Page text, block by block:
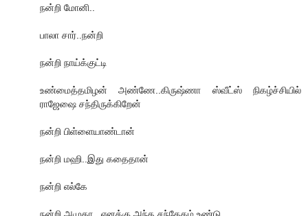
நன்றி மோனி..
பாலா சார்..நன்றி
நன்றி நாய்க்குட்டி
உண்மைத்தமிழன் அண்ணே..கிருஷ்ணா ஸ்வீட்ஸ் நிகழ்ச்சியில்
ராஜேஷை சந்திருக்கிறேன்
நன்றி பிள்ளையாண்டான்
நன்றி மஹி..இது கதைதான்
நன்றி எல்கே